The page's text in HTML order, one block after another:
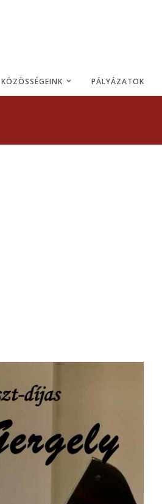
KÖZÖSSÉGEINK PÁLYÁZATOK